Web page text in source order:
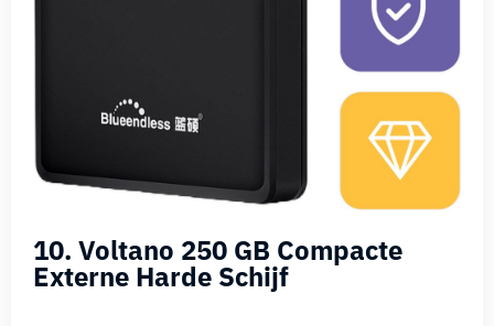
10. Voltano 250 GB Compacte
Externe Harde Schijf